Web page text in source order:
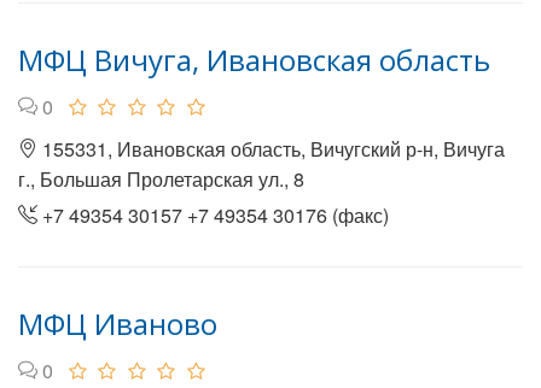
МФЦ Вичуга, Ивановская область
0
155331, Ивановская область, Вичугский р-н, Вичуга
г., Большая Пролетарская ул., 8
+7 49354 30157 +7 49354 30176 (факс)
МФЦ Иваново
0